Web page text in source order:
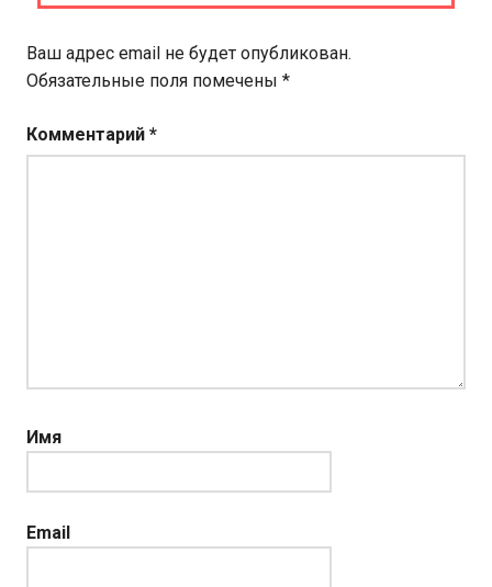
Ваш адрес email не будет опубликован.
Обязательные поля помечены *
Комментарий *
Имя
Email